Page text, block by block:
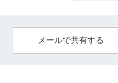
メールで共有する